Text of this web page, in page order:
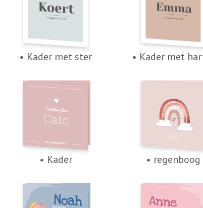
• Kader met ster • Kader met
• Kader • regenboog